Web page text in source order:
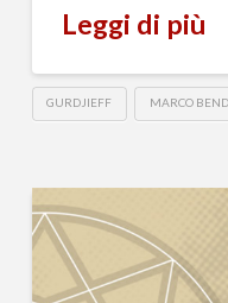
Leggi di più
GURDJIEFF MARCO